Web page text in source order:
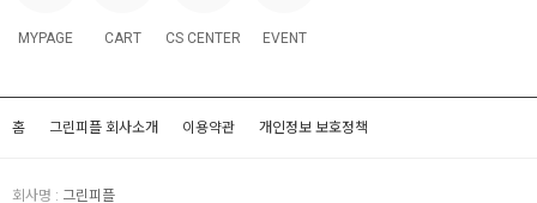
MYPAGE CART CS CENTER EVENT
홈 그린피플 회사소개 이용약관 개인정보 보호정책
회사명 : 그린피플